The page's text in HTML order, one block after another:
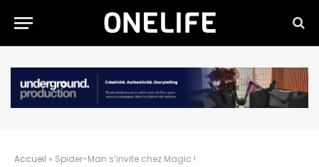
Accueil » Spider-Man s’invite chez Magic !